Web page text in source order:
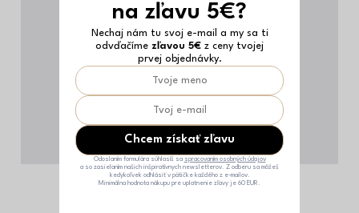
na zľavu 5€?
Nechaj nám tu svoj e-mail a my sa ti
odvďačíme zľavou 5€ z ceny tvojej
prvej objednávky.
Chcem získať zľavu
Odoslaním formulára súhlasíš sa spracovaním osobných údajov
a so zasielaním našich inšpiratívnych newsletterov. Z odberu sa môžeš
kedykoľvek odhlásiť v pätičke každého z e-mailov.
Minimálna hodnota nákupu pre uplatnenie zľavy je 60 EUR.